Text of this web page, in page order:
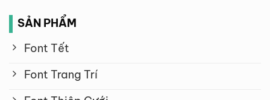
SẢN PHẨM
Font Tết
Font Trang Trí